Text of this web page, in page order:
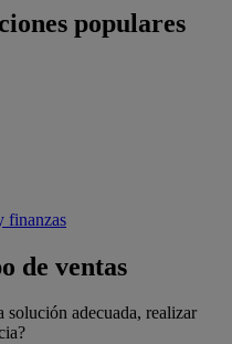
populares
finanzas
de ventas
solución adecuada, realizar